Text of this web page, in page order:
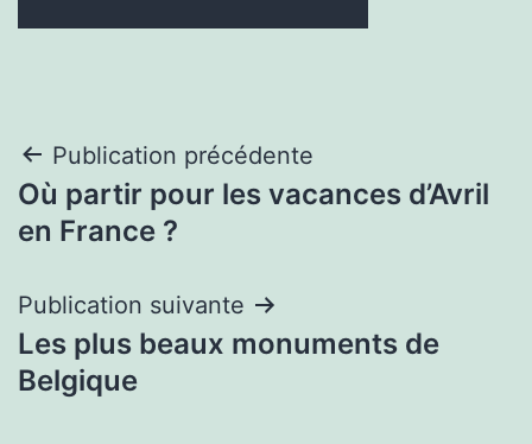
Navigation
de
Publication précédente
Où partir pour les vacances d’Avril
en France ?
Publication suivante
Les plus beaux monuments de
Belgique